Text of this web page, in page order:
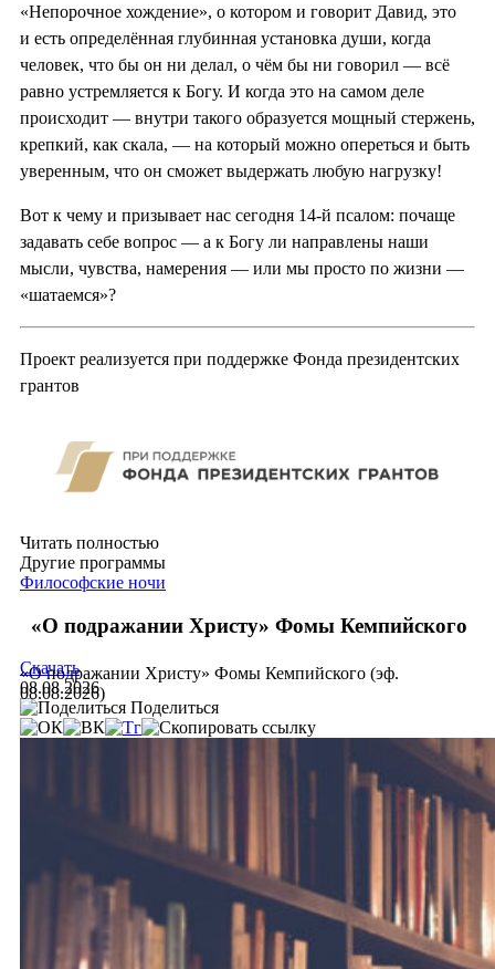
«Непорочное хождение», о котором и говорит Давид, это
и есть определённая глубинная установка души, когда
человек, что бы он ни делал, о чём бы ни говорил — всё
равно устремляется к Богу. И когда это на самом деле
происходит — внутри такого образуется мощный стержень,
крепкий, как скала, — на который можно опереться и быть
уверенным, что он сможет выдержать любую нагрузку!
Вот к чему и призывает нас сегодня 14-й псалом: почаще
задавать себе вопрос — а к Богу ли направлены наши
мысли, чувства, намерения — или мы просто по жизни —
«шатаемся»?
Проект реализуется при поддержке Фонда президентских
грантов
Читать полностью
Другие программы
Философские ночи
«О подражании Христу» Фомы Кемпийского
«О подражании Христу» Фомы Кемпийского (эф.
08.08.2026)
Скачать
08.08.2026
Поделиться